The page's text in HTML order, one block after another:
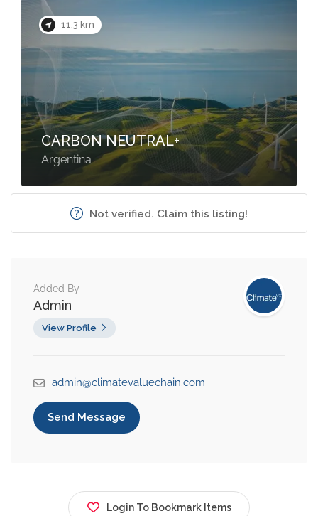
11.3 km
CARBON NEUTRAL+
Argentina
Not verified. Claim this listing!
Added By
Admin
View Profile
admin@climatevaluechain.com
Send Message
Login To Bookmark Items